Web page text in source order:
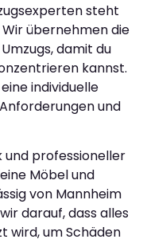
steht
Wir übernehmen die
damit du
kannst.
individuelle
und
und professioneller
Möbel und
von Mannheim
darauf, dass alles
wird, um Schäden